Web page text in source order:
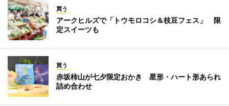
買う
アークヒルズで「トウモロコシ＆枝豆フェス」 限
定スイーツも
買う
赤坂柿山が七夕限定おかき 星形・ハート形あられ
詰め合わせ